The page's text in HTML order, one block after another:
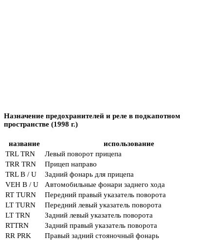
Назначение предохранителей и реле в подкапотном
пространстве (1998 г.)
название
использование
TRL TRN
Левый поворот прицепа
TRR TRN
Прицеп направо
TRL B / U
Задний фонарь для прицепа
VEH B / U
Автомобильные фонари заднего хода
RT TURN
Передний правый указатель поворота
LT TURN
Передний левый указатель поворота
LT TRN
Задний левый указатель поворота
RTTRN
Задний правый указатель поворота
RR PRK
Правый задний стояночный фонарь